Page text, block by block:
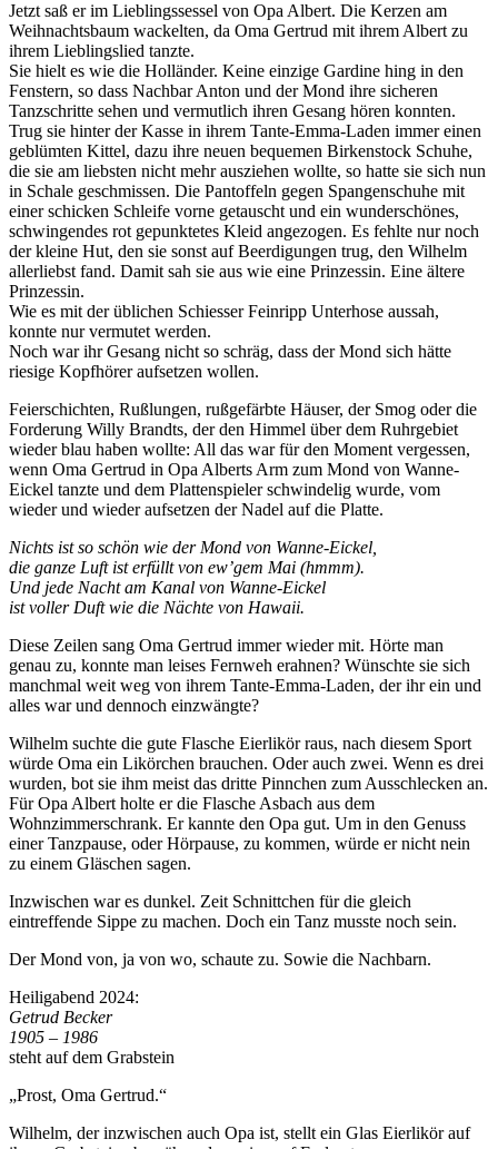
Jetzt saß er im Lieblingssessel von Opa Albert. Die Kerzen am
Weihnachtsbaum wackelten, da Oma Gertrud mit ihrem Albert zu
ihrem Lieblingslied tanzte.
Sie hielt es wie die Holländer. Keine einzige Gardine hing in den
Fenstern, so dass Nachbar Anton und der Mond ihre sicheren
Tanzschritte sehen und vermutlich ihren Gesang hören konnten.
Trug sie hinter der Kasse in ihrem Tante-Emma-Laden immer einen
geblümten Kittel, dazu ihre neuen bequemen Birkenstock Schuhe,
die sie am liebsten nicht mehr ausziehen wollte, so hatte sie sich nun
in Schale geschmissen. Die Pantoffeln gegen Spangenschuhe mit
einer schicken Schleife vorne getauscht und ein wunderschönes,
schwingendes rot gepunktetes Kleid angezogen. Es fehlte nur noch
der kleine Hut, den sie sonst auf Beerdigungen trug, den Wilhelm
allerliebst fand. Damit sah sie aus wie eine Prinzessin. Eine ältere
Prinzessin.
Wie es mit der üblichen Schiesser Feinripp Unterhose aussah,
konnte nur vermutet werden.
Noch war ihr Gesang nicht so schräg, dass der Mond sich hätte
riesige Kopfhörer aufsetzen wollen.
Feierschichten, Rußlungen, rußgefärbte Häuser, der Smog oder die
Forderung Willy Brandts, der den Himmel über dem Ruhrgebiet
wieder blau haben wollte: All das war für den Moment vergessen,
wenn Oma Gertrud in Opa Alberts Arm zum Mond von Wanne-
Eickel tanzte und dem Plattenspieler schwindelig wurde, vom
wieder und wieder aufsetzen der Nadel auf die Platte.
Nichts ist so schön wie der Mond von Wanne-Eickel,
die ganze Luft ist erfüllt von ew’gem Mai (hmmm).
Und jede Nacht am Kanal von Wanne-Eickel
ist voller Duft wie die Nächte von Hawaii.
Diese Zeilen sang Oma Gertrud immer wieder mit. Hörte man
genau zu, konnte man leises Fernweh erahnen? Wünschte sie sich
manchmal weit weg von ihrem Tante-Emma-Laden, der ihr ein und
alles war und dennoch einzwängte?
Wilhelm suchte die gute Flasche Eierlikör raus, nach diesem Sport
würde Oma ein Likörchen brauchen. Oder auch zwei. Wenn es drei
wurden, bot sie ihm meist das dritte Pinnchen zum Ausschlecken an.
Für Opa Albert holte er die Flasche Asbach aus dem
Wohnzimmerschrank. Er kannte den Opa gut. Um in den Genuss
einer Tanzpause, oder Hörpause, zu kommen, würde er nicht nein
zu einem Gläschen sagen.
Inzwischen war es dunkel. Zeit Schnittchen für die gleich
eintreffende Sippe zu machen. Doch ein Tanz musste noch sein.
Der Mond von, ja von wo, schaute zu. Sowie die Nachbarn.
Heiligabend 2024:
Getrud Becker
1905 – 1986
steht auf dem Grabstein
„Prost, Oma Gertrud.“
Wilhelm, der inzwischen auch Opa ist, stellt ein Glas Eierlikör auf